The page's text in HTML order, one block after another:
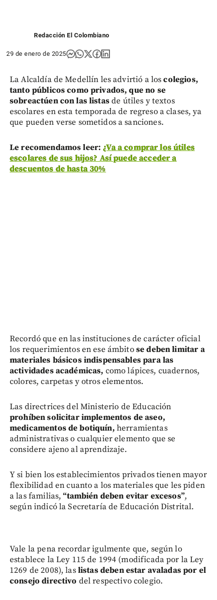
Redacción El Colombiano
29 de enero de 2025
La Alcaldía de Medellín les advirtió a loscolegios,
tanto públicos como privados, que no se
sobreactúen con las listasde útiles y textos
escolares en esta temporada de regreso a clases, ya
que pueden verse sometidos a sanciones.
Le recomendamos leer: ¿Va a comprar los útiles
escolares de sus hijos? Así puede acceder a
descuentos de hasta 30%
Recordó que en las instituciones de carácter oficial
los requerimientos en ese ámbitose deben limitar a
materiales básicos indispensables para las
actividades académicas, como lápices, cuadernos,
colores, carpetas y otros elementos.
Las directrices del Ministerio de Educación
prohíben solicitar implementos de aseo,
medicamentos de botiquín, herramientas
administrativas o cualquier elemento que se
considere ajeno al aprendizaje.
Y si bien los establecimientos privados tienen mayor
flexibilidad en cuanto a los materiales que les piden
a las familias, “también deben evitar excesos”,
según indicó la Secretaría de Educación Distrital.
Vale la pena recordar igulmente que, según lo
establece la Ley 115 de 1994 (modificada por la Ley
1269 de 2008), laslistas deben estar avaladas por el
consejo directivo del respectivo colegio.